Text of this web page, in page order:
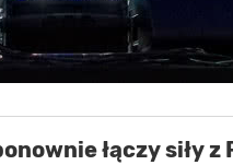
łączy siły